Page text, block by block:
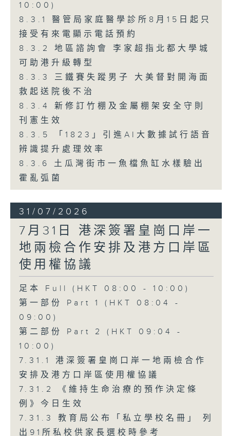
10:00)
8.3.1 醫管局家庭醫學診所8月15日起只
接受有來電顯示電話預約
8.3.2 地區諮詢會 李家超指北都大學城
可助港升級轉型
8.3.3 三鐵賽失蹤男子 大美督對開海面
救起送院後不治
8.3.4 新修訂竹棚及金屬棚架安全守則
刊憲生效
8.3.5 「1823」引進AI大數據試行語音
辨識提升處理效率
8.3.6 土瓜灣街市一魚檔魚缸水樣驗出
霍亂弧菌
31/07/2026
7月31日 港深簽署皇崗口岸一
地兩檢合作安排及港方口岸區
使用權協議
足本 Full (HKT 08:00 - 10:00)
第一部份 Part 1 (HKT 08:04 -
09:00)
第二部份 Part 2 (HKT 09:04 -
10:00)
7.31.1 港深簽署皇崗口岸一地兩檢合作
安排及港方口岸區使用權協議
7.31.2 《維持生命治療的預作決定條
例》今日生效
7.31.3 教育局公布「私立學校名冊」 列
出91所私校供家長選校時參考